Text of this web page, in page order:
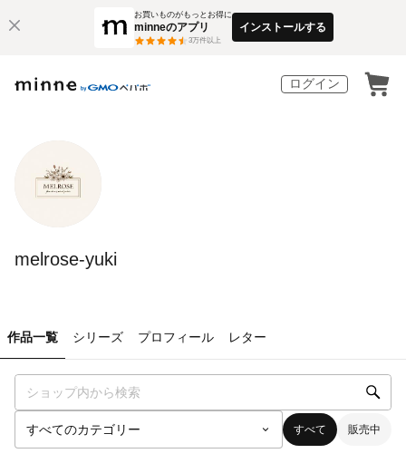
お買いものがもっとお得に
minneのアプリ
3万件以上
インストールする
ログイン
melrose-yuki
作品一覧 シリーズ プロフィール レター
すべて 販売中